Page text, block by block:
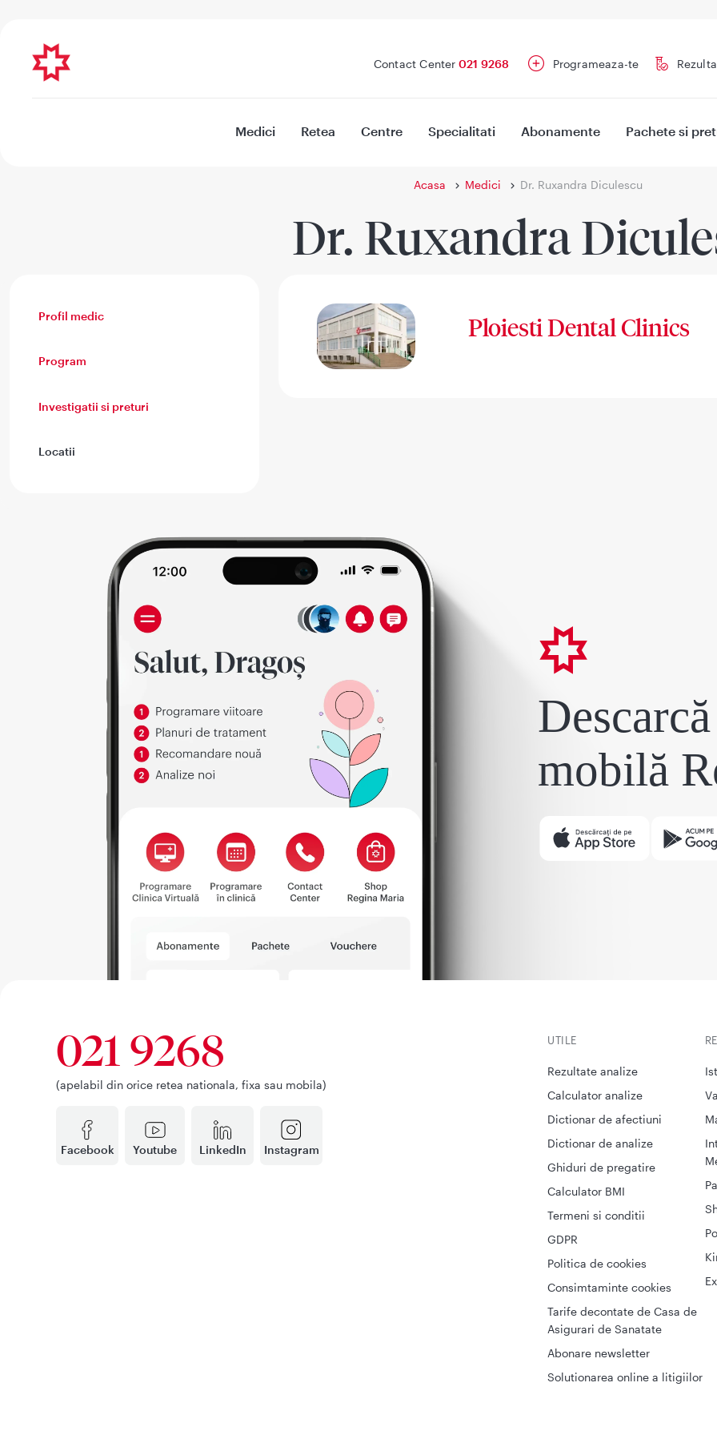
Contact Center 021 9268 Programeaza-te
Medici Retea Centre Specialitati Abonamente Pachete si
Acasa Medici Dr. Ruxandra Diculescu
Dr. Ruxandra
Profil medic
Program
Investigatii si preturi
Locatii
Ploiesti Dental Clinics
mobilă
Facebook Youtube LinkedIn Instagram
021 9268
(apelabil din orice retea nationala, fixa sau mobila)
UTILE
Rezultate analize
Calculator analize
Dictionar de afectiuni
Dictionar de analize
Ghiduri de pregatire
Calculator BMI
Termeni si conditii
GDPR
Politica de cookies
Consimtaminte cookies
Tarife decontate de Casa de
Asigurari de Sanatate
Abonare newsletter
Solutionarea online a litigiilor